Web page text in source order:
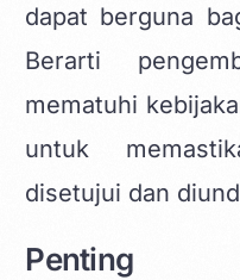
dapat berguna
Berarti
mematuhi
untuk
disetujui dan
Penting